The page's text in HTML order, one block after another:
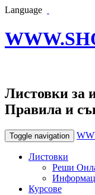
Language
Листовки за
Правила и
Toggle navigation
Листовки
Реши
Курсове